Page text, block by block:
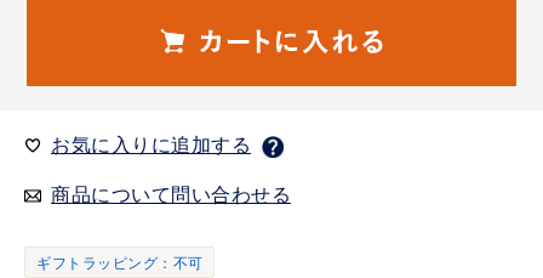
お気に入りに追加する
商品について問い合わせる
ギフトラッピング：不可